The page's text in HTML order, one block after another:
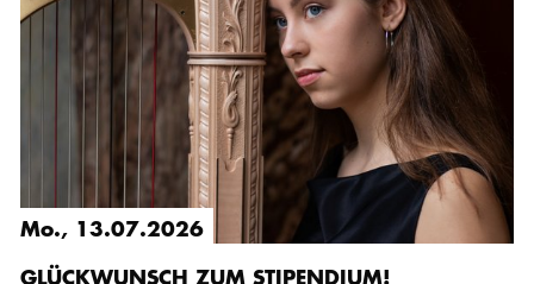
Mo., 13.07.2026
GLÜCKWUNSCH ZUM STIPENDIUM!